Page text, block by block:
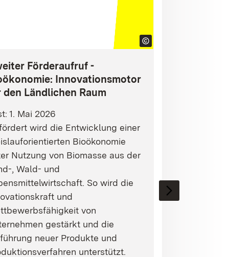
Förderaufruf -
Innovationsmotor
den Ländlichen Raum
1. Mai 2026
wird die Entwicklung einer
Bioökonomie
Nutzung von Biomasse aus der
, Wald- und
So wird die
und
von
gestärkt und die
neuer Produkte und
unterstützt.